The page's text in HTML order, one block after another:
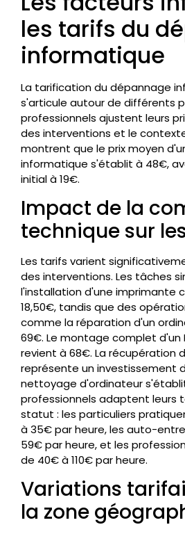
les tarifs du
informatique
La tarification du dépannage
s'articule autour de différents
professionnels ajustent leurs
des interventions et le
montrent que le prix moyen
informatique s'établit à 48€,
initial à 19€.
Impact de la
technique sur
Les tarifs varient
des interventions. Les tâches
l'installation d'une imprimante
18,50€, tandis que des
comme la réparation d'un
69€. Le montage complet d'un
revient à 68€. La récupération
représente un investissement
nettoyage d'ordinateur
professionnels adaptent leurs
statut : les particuliers
à 35€ par heure, les auto-
59€ par heure, et les
de 40€ à 110€ par heure.
Variations
la zone